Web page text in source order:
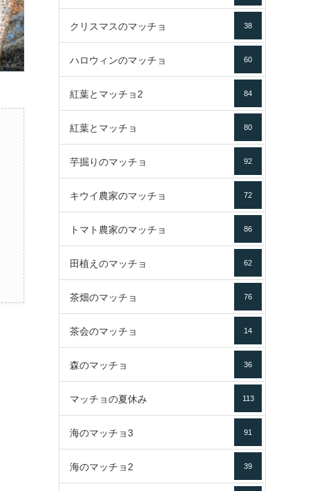
クリスマスのマッチョ 38
ハロウィンのマッチョ 60
紅葉とマッチョ2 84
紅葉とマッチョ 80
芋掘りのマッチョ 92
キウイ農家のマッチョ 72
トマト農家のマッチョ 86
田植えのマッチョ 62
茶畑のマッチョ 76
茶会のマッチョ 14
森のマッチョ 36
マッチョの夏休み 113
海のマッチョ3 91
海のマッチョ2 39